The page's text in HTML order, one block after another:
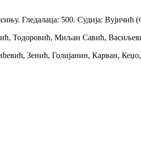
Гледалаца: 500. Судија:
Тодоровић, Миљан Савић,
Зенић, Голијанин, Карван,